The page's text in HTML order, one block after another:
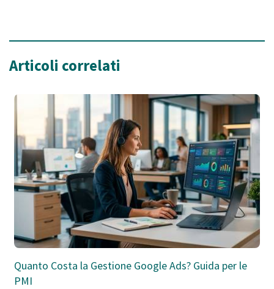
Articoli correlati
Quanto Costa la Gestione Google Ads? Guida per le
PMI